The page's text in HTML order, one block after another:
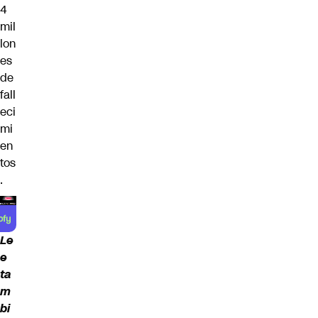
4
mil
lon
es
de
fall
eci
mi
en
tos
.
Le
e
ta
m
bi